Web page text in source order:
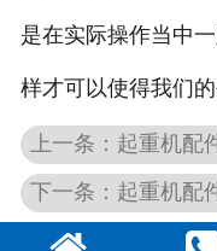
是在实际操作当中
样才可以使得我们
上一条：起重机配
下一条：起重机配